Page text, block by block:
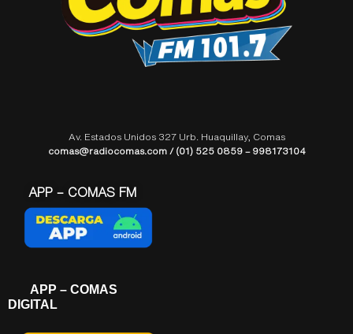
Av. Estados Unidos 327 Urb. Huaquillay, Comas
comas@radiocomas.com / (01) 525 0859 – 998173104
APP – COMAS FM
APP – COMAS
DIGITAL